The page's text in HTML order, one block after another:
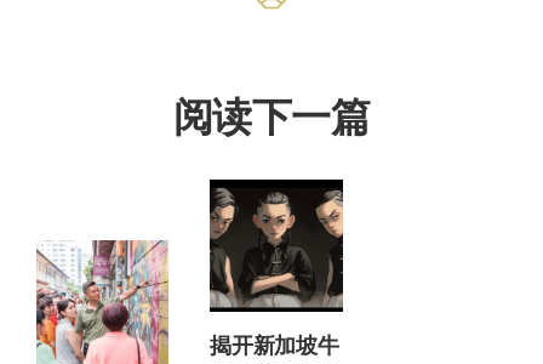
阅读下一篇
揭开新加坡牛